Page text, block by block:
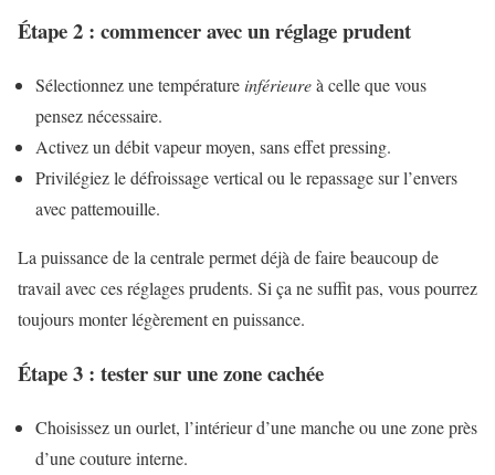
Étape 2 : commencer avec un réglage prudent
Sélectionnez une température inférieureà celle que vous
pensez nécessaire.
Activez un débit vapeur moyen, sans effet pressing.
Privilégiez le défroissage vertical ou le repassage sur l’envers
avec pattemouille.
La puissance de la centrale permet déjà de faire beaucoup de
travail avec ces réglages prudents. Si ça ne suffit pas, vous pourrez
toujours monter légèrement en puissance.
Étape 3 : tester sur une zone cachée
Choisissez un ourlet, l’intérieur d’une manche ou une zone près
d’une couture interne.